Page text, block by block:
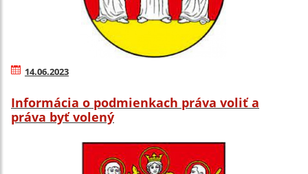
14.06.2023
Informácia o podmienkach práva voliť a
práva byť volený